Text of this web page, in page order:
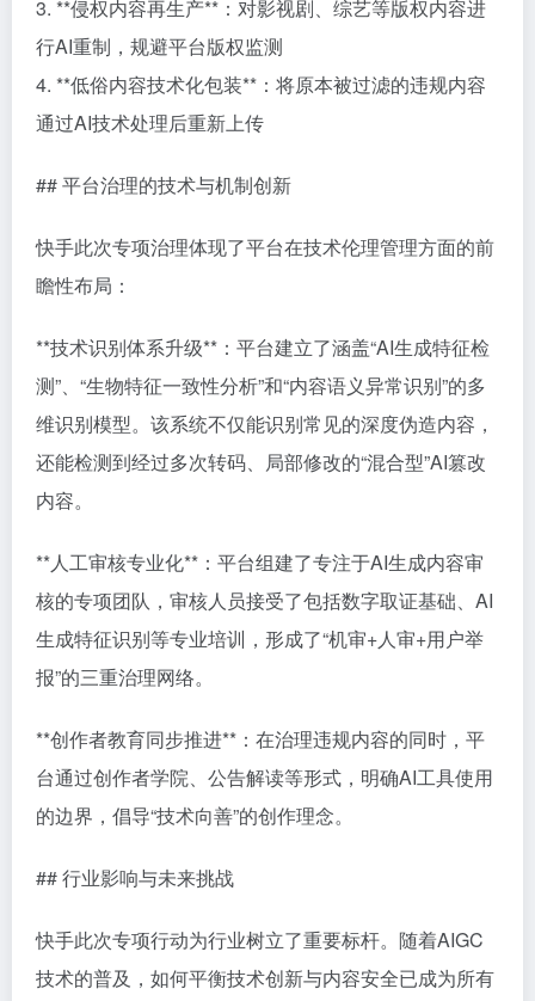
3. **侵权内容再生产**：对影视剧、综艺等版权内容进
行AI重制，规避平台版权监测
4. **低俗内容技术化包装**：将原本被过滤的违规内容
通过AI技术处理后重新上传
## 平台治理的技术与机制创新
快手此次专项治理体现了平台在技术伦理管理方面的前
瞻性布局：
**技术识别体系升级**：平台建立了涵盖“AI生成特征检
测”、“生物特征一致性分析”和“内容语义异常识别”的多
维识别模型。该系统不仅能识别常见的深度伪造内容，
还能检测到经过多次转码、局部修改的“混合型”AI篡改
内容。
**人工审核专业化**：平台组建了专注于AI生成内容审
核的专项团队，审核人员接受了包括数字取证基础、AI
生成特征识别等专业培训，形成了“机审+人审+用户举
报”的三重治理网络。
**创作者教育同步推进**：在治理违规内容的同时，平
台通过创作者学院、公告解读等形式，明确AI工具使用
的边界，倡导“技术向善”的创作理念。
## 行业影响与未来挑战
快手此次专项行动为行业树立了重要标杆。随着AIGC
技术的普及，如何平衡技术创新与内容安全已成为所有